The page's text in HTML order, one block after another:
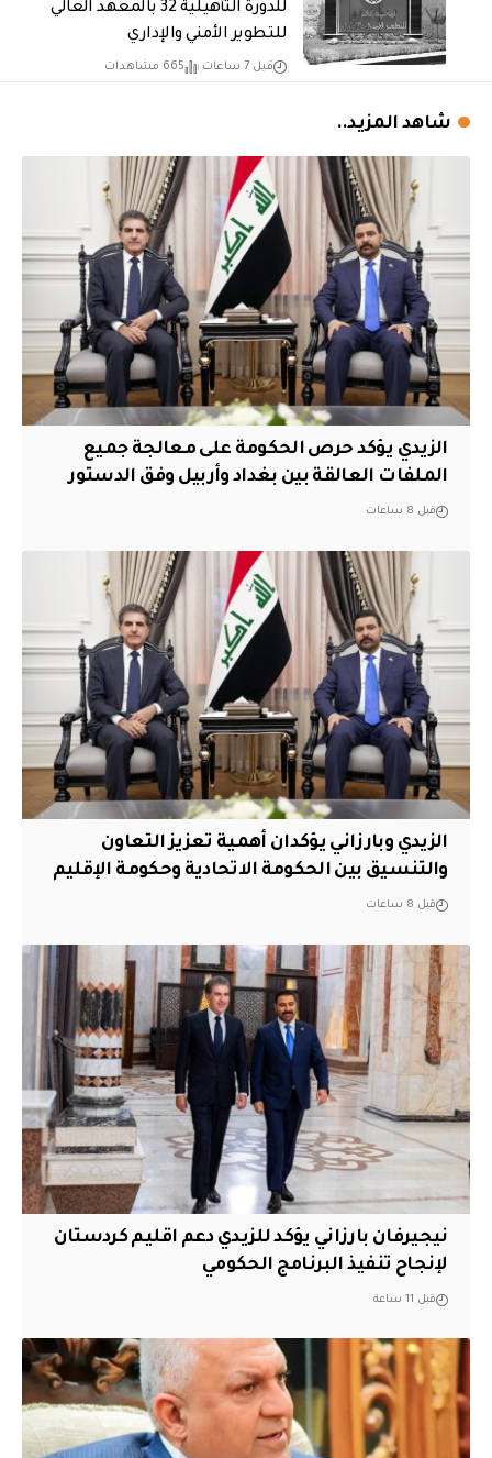
للدورة التأهيلية 32 بالمعهد العالي
للتطوير الأمني والإداري
قبل 7 ساعات 665 مشاهدات
شاهد المزيد..
الزيدي يؤكد حرص الحكومة على معالجة جميع
الملفات العالقة بين بغداد وأربيل وفق الدستور
قبل 8 ساعات
الزيدي وبارزاني يؤكدان أهمية تعزيز التعاون
والتنسيق بين الحكومة الاتحادية وحكومة الإقليم
قبل 8 ساعات
نيجيرفان بارزاني يؤكد للزيدي دعم اقليم ‏كردستان
لإنجاح تنفيذ البرنامج الحكومي
قبل 11 ساعة